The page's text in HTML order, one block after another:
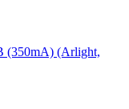
(350mA) (Arlight,